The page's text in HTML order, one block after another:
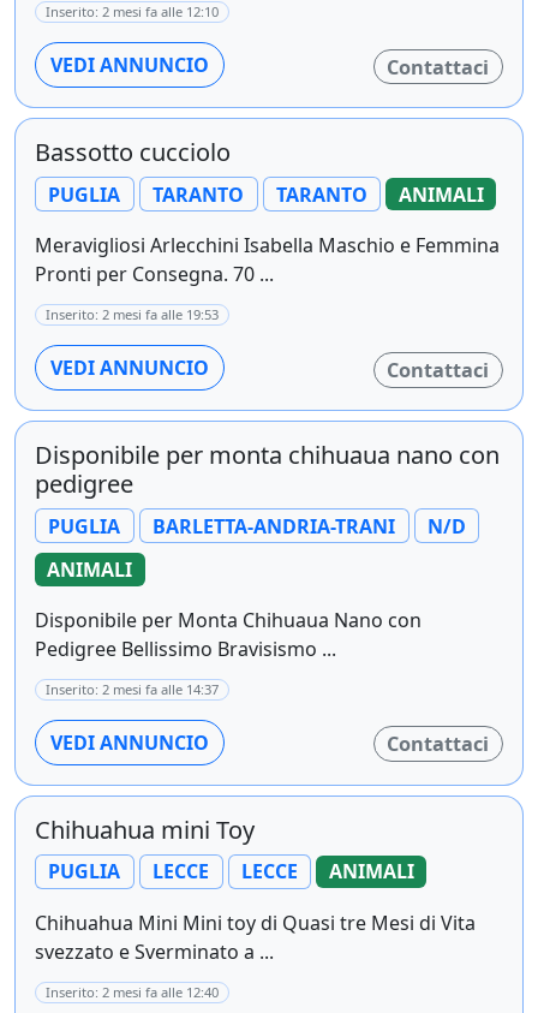
Inserito: 2 mesi fa alle 12:10
VEDI ANNUNCIO Contattaci
Bassotto cucciolo
PUGLIA TARANTO TARANTO
ANIMALI
Meravigliosi Arlecchini Isabella Maschio e Femmina
Pronti per Consegna. 70 ...
Inserito: 2 mesi fa alle 19:53
VEDI ANNUNCIO Contattaci
Disponibile per monta chihuaua nano con
pedigree
PUGLIA BARLETTA-ANDRIA-TRANI
N/D
ANIMALI
Disponibile per Monta Chihuaua Nano con
Pedigree Bellissimo Bravisismo ...
Inserito: 2 mesi fa alle 14:37
VEDI ANNUNCIO Contattaci
Chihuahua mini Toy
PUGLIA LECCE LECCE
ANIMALI
Chihuahua Mini Mini toy di Quasi tre Mesi di Vita
svezzato e Sverminato a ...
Inserito: 2 mesi fa alle 12:40